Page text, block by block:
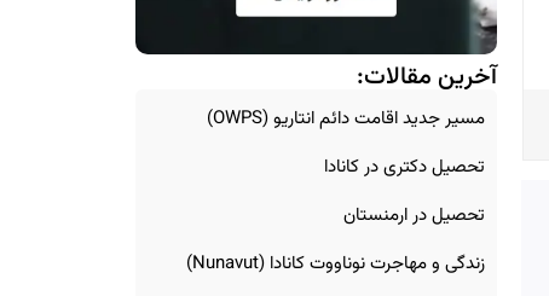
آخرین مقالات:
مسیر جدید اقامت دائم انتاریو (OWPS)
تحصیل دکتری در کانادا
تحصیل در ارمنستان
زندگی و مهاجرت نوناووت کانادا (Nunavut)